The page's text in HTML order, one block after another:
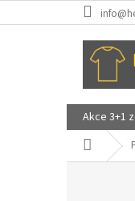
na
Akce 3+1
Domů